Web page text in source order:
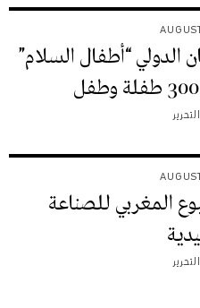
18 المهرجان الدولي “أطفال السلام”
المغربي للصناعة